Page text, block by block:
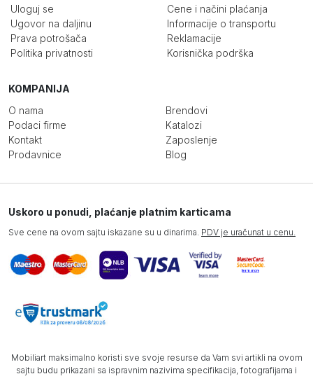
Uloguj se
Ugovor na daljinu
Prava potrošača
Politika privatnosti
Cene i načini plaćanja
Informacije o transportu
Reklamacije
Korisnička podrška
KOMPANIJA
O nama
Podaci firme
Kontakt
Prodavnice
Brendovi
Katalozi
Zaposlenje
Blog
Uskoro u ponudi, plaćanje platnim karticama
Sve cene na ovom sajtu iskazane su u dinarima. PDV je uračunat u cenu.
Mobiliart maksimalno koristi sve svoje resurse da Vam svi artikli na ovom
sajtu budu prikazani sa ispravnim nazivima specifikacija, fotografijama i